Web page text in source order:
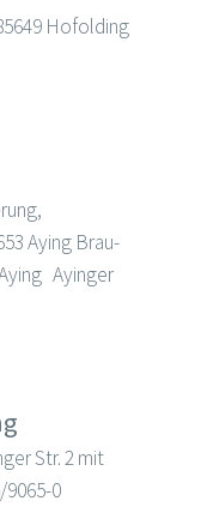
Hofolding
Aying Brau-
Ayinger
Str. 2 mit
0